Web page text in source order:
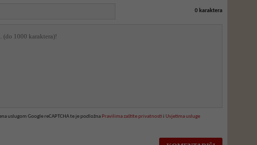
0karaktera
uslugom Google reCAPTCHA te je podložna Pravilima zaštite privatnostii Uvjetima usluge